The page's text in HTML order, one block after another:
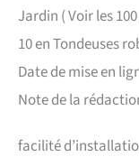
Jardin ( Voir les
10 en Tondeuses
Date de mise en
Note de la
facilité